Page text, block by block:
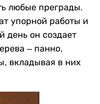
любые преграды.
упорной работы и
день он создает
– панно,
вкладывая в них